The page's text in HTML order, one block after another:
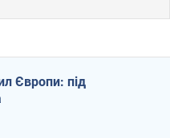
Європи: під